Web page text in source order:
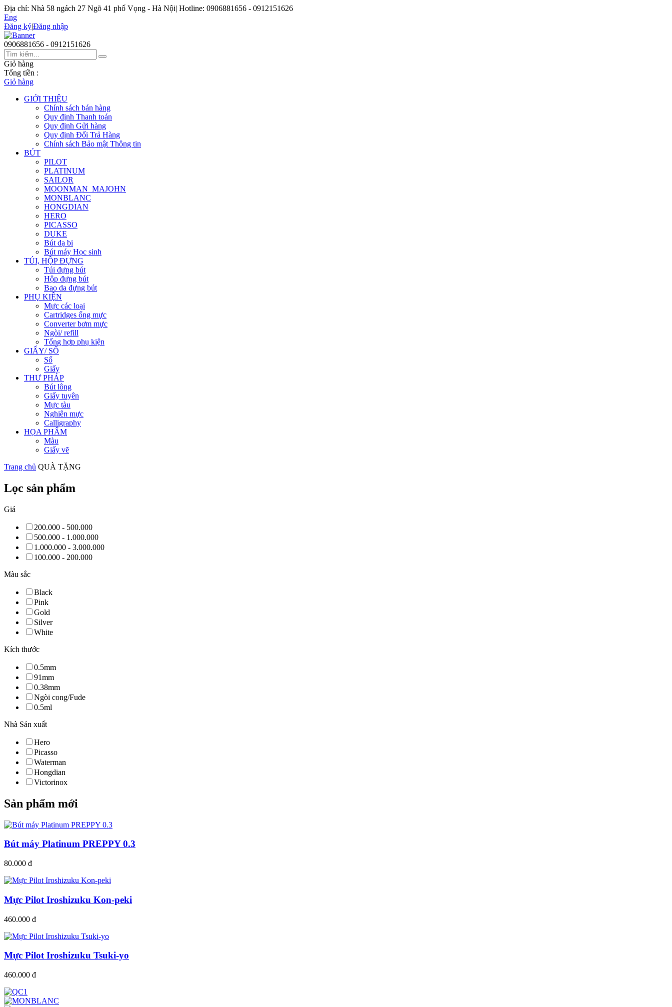
Địa chỉ: Nhà 58 ngách 27 Ngõ 41 phố Vọng - Hà Nội| Hotline: 0906881656 - 0912151626
Eng
Đăng ký|Đăng nhập
0906881656 - 0912151626
Giỏ hàng
Tổng tiền :
Giỏ hàng
GIỚI THIỆU
Chính sách bán hàng
Quy định Thanh toán
Quy định Gửi hàng
Quy định Đổi Trả Hàng
Chính sách Bảo mật Thông tin
BÚT
PILOT
PLATINUM
SAILOR
MOONMAN_MAJOHN
MONBLANC
HONGDIAN
HERO
PICASSO
DUKE
Bút dạ bi
Bút máy Học sinh
TÚI, HỘP ĐỰNG
Túi đựng bút
Hộp đựng bút
Bao da đựng bút
PHỤ KIỆN
Mực các loại
Cartridges ống mực
Converter bơm mực
Ngòi/ refill
Tổng hợp phụ kiện
GIẤY/ SỔ
Sổ
Giấy
THƯ PHÁP
Bút lông
Giấy tuyên
Mực tàu
Nghiên mực
Calligraphy
HỌA PHẨM
Màu
Giấy vẽ
Trang chủ QUÀ TẶNG
Lọc sản phẩm
Giá
200.000 - 500.000
500.000 - 1.000.000
1.000.000 - 3.000.000
100.000 - 200.000
Màu sắc
Black
Pink
Gold
Silver
White
Kích thước
0.5mm
91mm
0.38mm
Ngòi cong/Fude
0.5ml
Nhà Sản xuất
Hero
Picasso
Waterman
Hongdian
Victorinox
Sản phẩm mới
Bút máy Platinum PREPPY 0.3
80.000 đ
Mực Pilot Iroshizuku Kon-peki
460.000 đ
Mực Pilot Iroshizuku Tsuki-yo
460.000 đ